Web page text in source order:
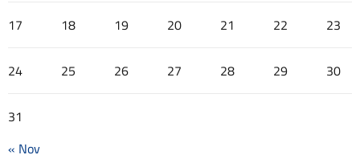
17 18 19 20 21 22 23
24 25 26 27 28 29 30
31
« Nov